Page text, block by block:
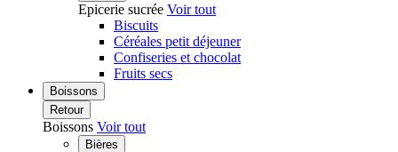
Epicerie sucrée Voir tout
Biscuits
Céréales petit déjeuner
Confiseries et chocolat
Fruits secs
Boissons
Retour
Boissons Voir tout
Bières